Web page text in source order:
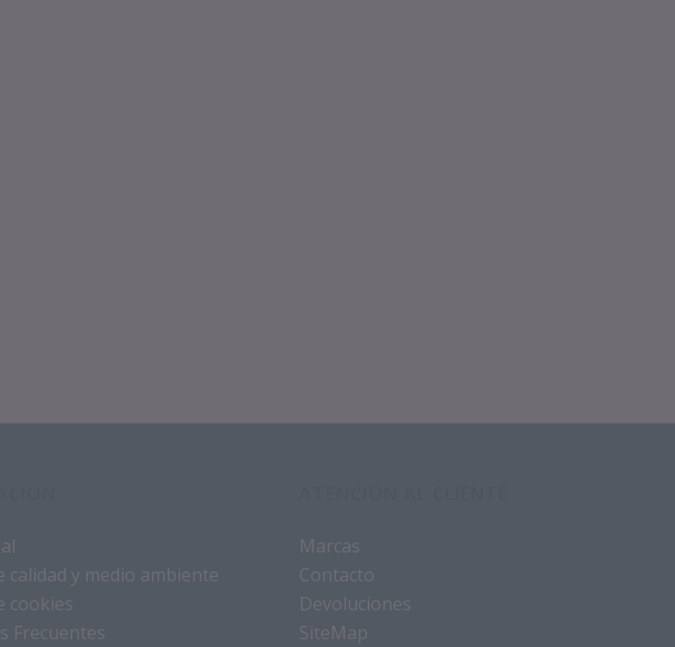
calidad y medio ambiente
cookies
Frecuentes
Marcas
Contacto
Devoluciones
SiteMap